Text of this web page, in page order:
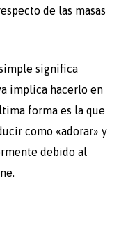
de las masas
implica hacerlo en
forma es la que
como «adorar» y
debido al